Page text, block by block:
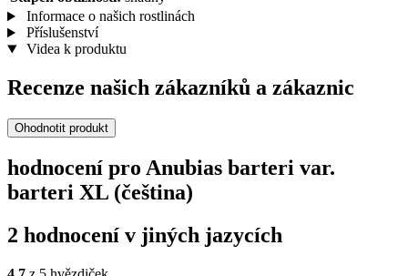
Informace o našich rostlinách
Příslušenství
Videa k produktu
Recenze našich zákazníků a zákaznic
Ohodnotit produkt
hodnocení pro Anubias barteri var.
barteri XL (čeština)
2 hodnocení v jiných jazycích